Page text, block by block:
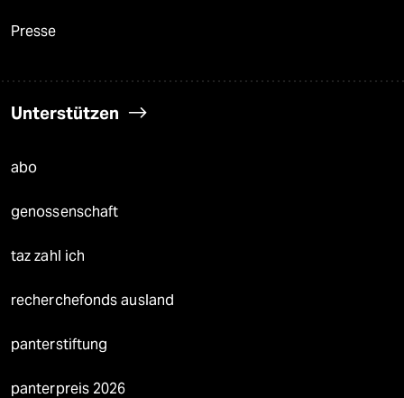
Presse
Unterstützen
abo
genossenschaft
taz zahl ich
recherchefonds ausland
panterstiftung
panterpreis 2026